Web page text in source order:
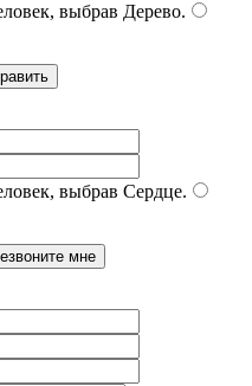
выбрав Дерево.
выбрав Сердце.